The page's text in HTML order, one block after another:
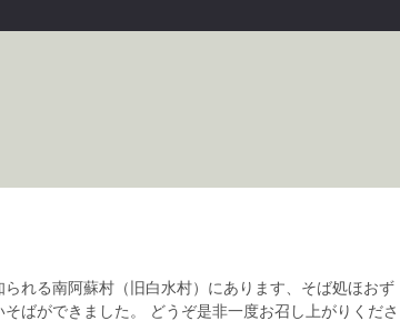
れる南阿蘇村（旧白水村）にあります、そば処ほおず
ばができました。 どうぞ是非一度お召し上がりくださ